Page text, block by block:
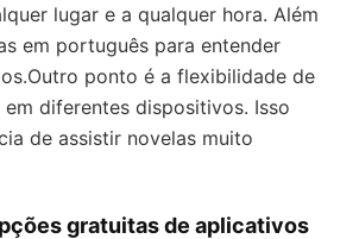
lugar e a qualquer hora. Além
em português para entender
ponto é a flexibilidade de
diferentes dispositivos. Isso
de assistir novelas muito
gratuitas de aplicativos